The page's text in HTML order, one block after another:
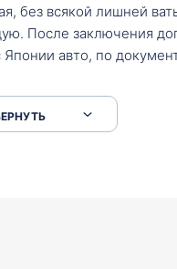
без всякой лишней
После заключения
Японии авто, по
куда зайти, образцы
авто. Меня тепло